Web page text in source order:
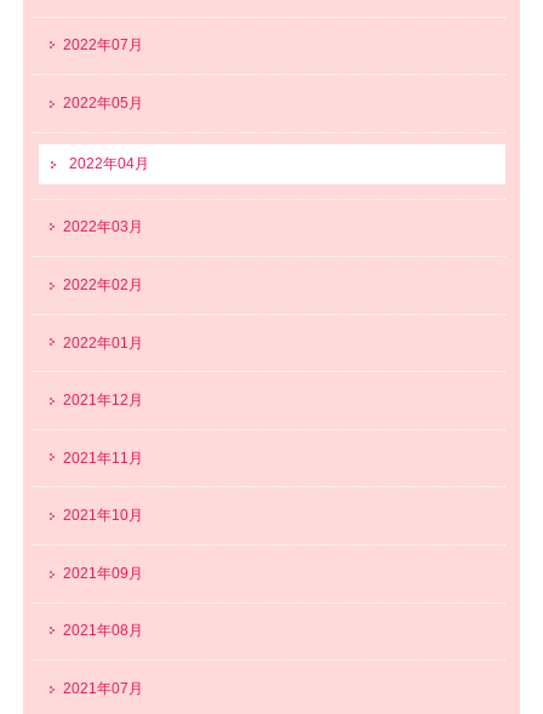
2022年07月
2022年05月
2022年04月
2022年03月
2022年02月
2022年01月
2021年12月
2021年11月
2021年10月
2021年09月
2021年08月
2021年07月